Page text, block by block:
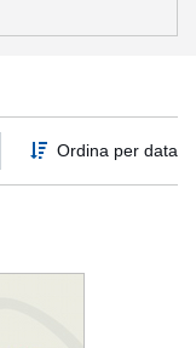
Ordina per data